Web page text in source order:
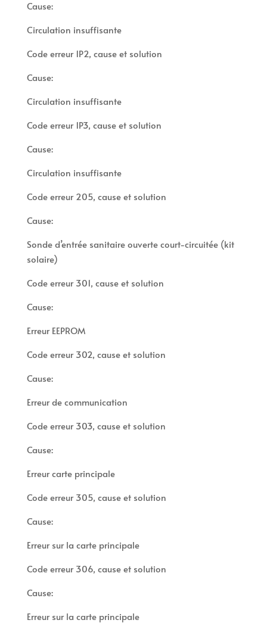
Cause:
Circulation insuffisante
Code erreur 1P2, cause et solution
Cause:
Circulation insuffisante
Code erreur 1P3, cause et solution
Cause:
Circulation insuffisante
Code erreur 205, cause et solution
Cause:
Sonde d’entrée sanitaire ouverte court-circuitée (kit
solaire)
Code erreur 301, cause et solution
Cause:
Erreur EEPROM
Code erreur 302, cause et solution
Cause:
Erreur de communication
Code erreur 303, cause et solution
Cause:
Erreur carte principale
Code erreur 305, cause et solution
Cause:
Erreur sur la carte principale
Code erreur 306, cause et solution
Cause:
Erreur sur la carte principale